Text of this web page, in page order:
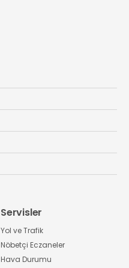
Servisler
Yol ve Trafik
Nöbetçi Eczaneler
Hava Durumu